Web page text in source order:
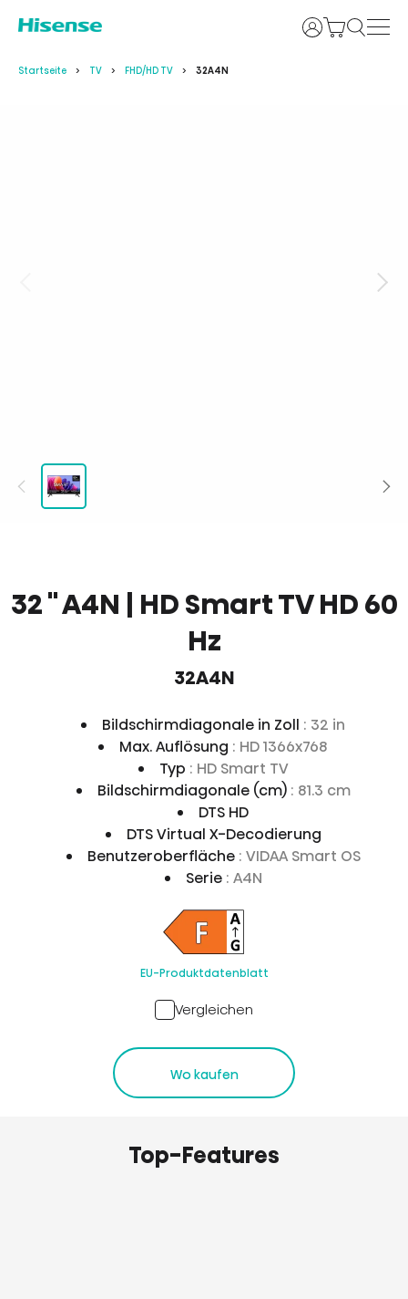
Anmelden
Startseite TV FHD/HD TV 32A4N
32 '' A4N | HD Smart TV HD 60
Hz
32A4N
Bildschirmdiagonale in Zoll : 32 in
Max. Auflösung : HD 1366x768
Typ : HD Smart TV
Bildschirmdiagonale (cm) : 81.3 cm
DTS HD
DTS Virtual X-Decodierung
Benutzeroberfläche : VIDAA Smart OS
Serie : A4N
EU-Produktdatenblatt
Vergleichen
Wo kaufen
Top-Features